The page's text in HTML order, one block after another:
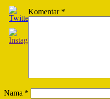
Komentar *
Nama *